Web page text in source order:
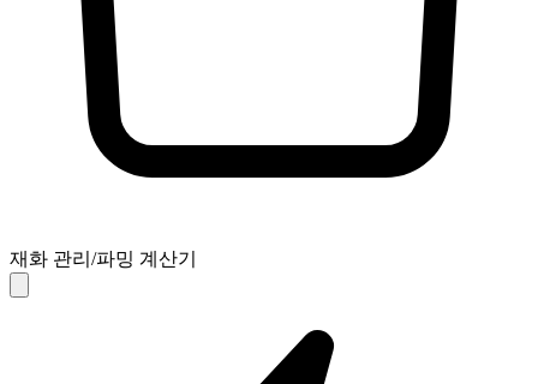
재화 관리/파밍 계산기